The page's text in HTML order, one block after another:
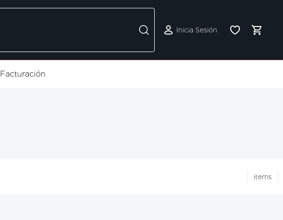
Inicia Sesión
Facturación
items